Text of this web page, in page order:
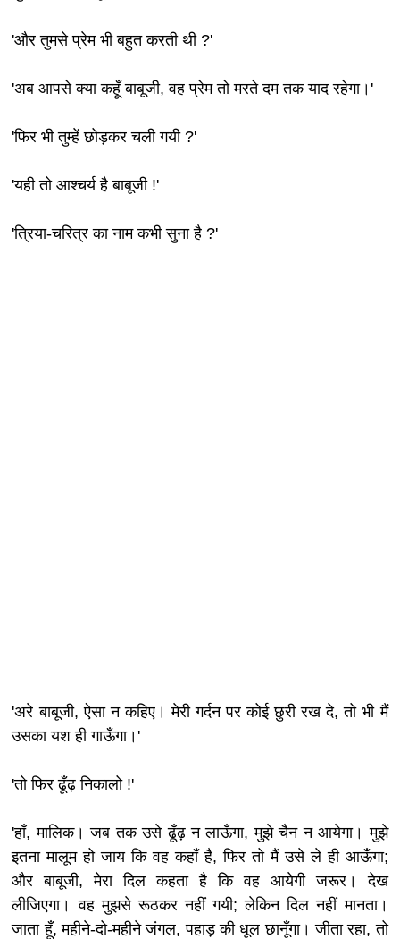
'और तुमसे प्रेम भी बहुत करती थी ?'
'अब आपसे क्या कहूँ बाबूजी, वह प्रेम तो मरते दम तक याद रहेगा।'
'फिर भी तुम्हें छोड़कर चली गयी ?'
'यही तो आश्चर्य है बाबूजी !'
'त्रिया-चरित्र का नाम कभी सुना है ?'
'अरे बाबूजी, ऐसा न कहिए। मेरी गर्दन पर कोई छुरी रख दे, तो भी मैं
उसका यश ही गाऊँगा।'
'तो फिर ढूँढ़ निकालो !'
'हाँ, मालिक। जब तक उसे ढूँढ़ न लाऊँगा, मुझे चैन न आयेगा। मुझे
इतना मालूम हो जाय कि वह कहाँ है, फिर तो मैं उसे ले ही आऊँगा;
और बाबूजी, मेरा दिल कहता है कि वह आयेगी जरूर। देख
लीजिएगा। वह मुझसे रूठकर नहीं गयी; लेकिन दिल नहीं मानता।
जाता हूँ, महीने-दो-महीने जंगल, पहाड़ की धूल छानूँगा। जीता रहा, तो